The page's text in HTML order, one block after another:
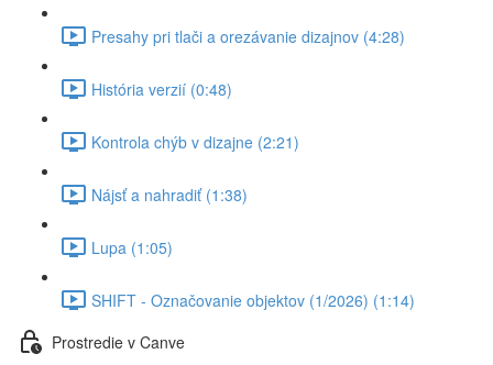
Presahy pri tlači a orezávanie dizajnov (4:28)
História verzií (0:48)
Kontrola chýb v dizajne (2:21)
Nájsť a nahradiť (1:38)
Lupa (1:05)
SHIFT - Označovanie objektov (1/2026) (1:14)
Prostredie v Canve